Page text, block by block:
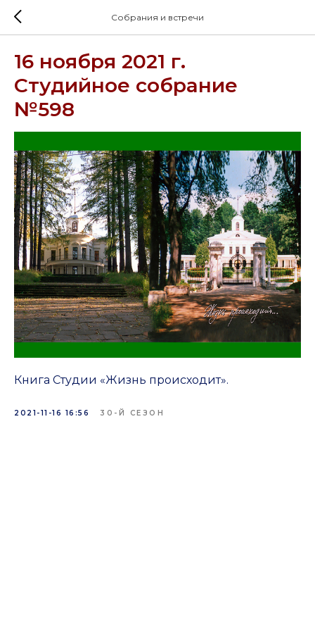
Собрания и встречи
16 ноября 2021 г.
Студийное собрание
№598
Книга Студии «Жизнь происходит».
2021-11-16 16:56 30-Й СЕЗОН